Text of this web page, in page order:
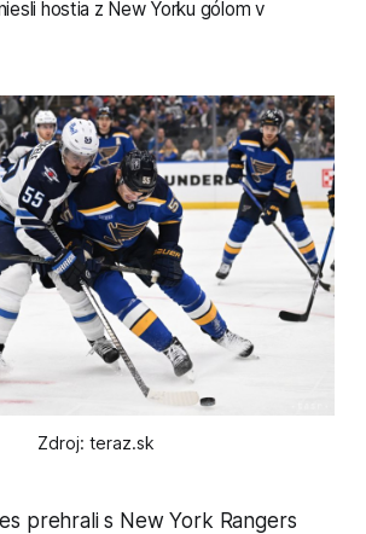
hostia z New Yorku gólom v
Zdroj: teraz.sk
prehrali s New York Rangers